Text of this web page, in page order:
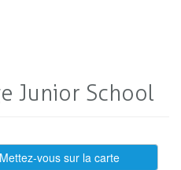
Junior School
Mettez-vous sur la carte